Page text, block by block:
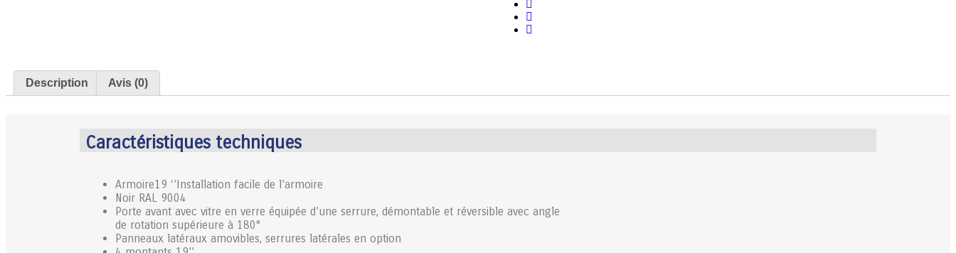
Description Avis (0)
Caractéristiques techniques
Armoire19 ‘’Installation facile de l’armoire
Noir RAL 9004
Porte avant avec vitre en verre équipée d’une serrure, démontable et réversible avec angle
de rotation supérieure à 180°
Panneaux latéraux amovibles, serrures latérales en option